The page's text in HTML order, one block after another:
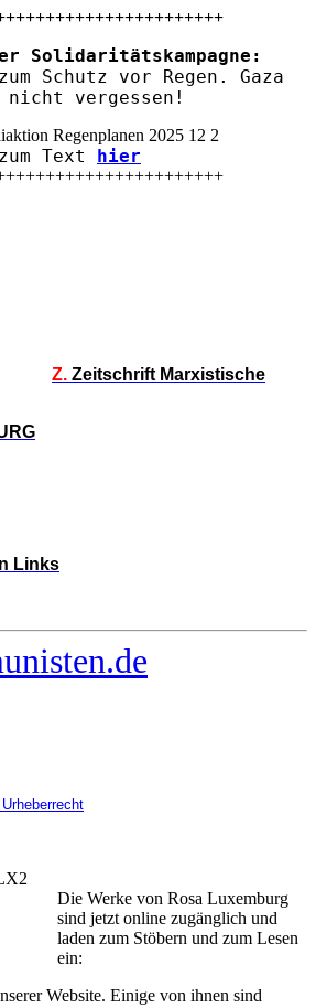
Solidaritätskampagne:
Schutz vor Regen. Gaza
nicht vergessen!
zum Text hier
Z. Zeitschrift Marxistische
Links
Die Werke von Rosa Luxemburg
sind jetzt online zugänglich und
laden zum Stöbern und zum Lesen
ein:
Website. Einige von ihnen sind